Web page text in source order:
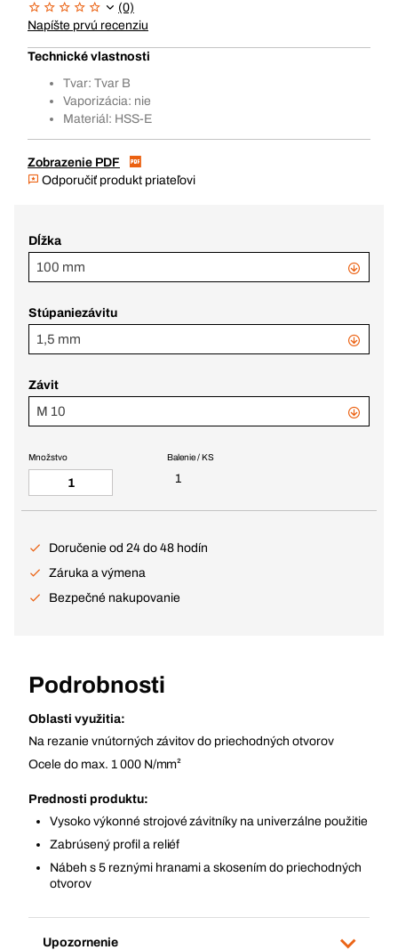
(0)
Napíšte prvú recenziu
Technické vlastnosti
Tvar: Tvar B
Vaporizácia: nie
Materiál: HSS-E
Zobrazenie PDF
Odporučiť produkt priateľovi
Dĺžka
100 mm
Stúpaniezávitu
1,5 mm
Závit
M 10
Balenie / KS
1
Množstvo
Doručenie od 24 do 48 hodín
Záruka a výmena
Bezpečné nakupovanie
Podrobnosti
Oblasti využitia:
Na rezanie vnútorných závitov do priechodných otvorov
Ocele do max. 1 000 N/mm²
Prednosti produktu:
Vysoko výkonné strojové závitníky na univerzálne použitie
Zabrúsený profil a reliéf
Nábeh s 5 reznými hranami a skosením do priechodných
otvorov
Upozornenie